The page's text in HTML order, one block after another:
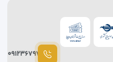
ارائه می‌شود و شامل نان تازه،
کره، عسل، میوه‌های فصلی و
گرجی است.
۰۹۱۲۳۶۷۹۷۸۷